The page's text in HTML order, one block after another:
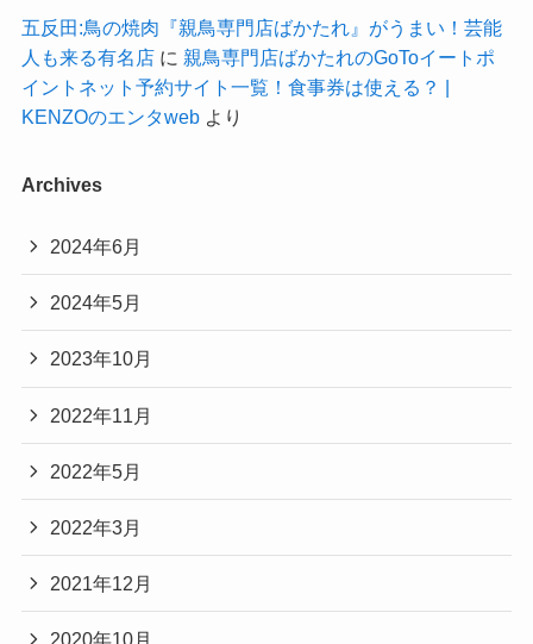
五反田:鳥の焼肉『親鳥専門店ばかたれ』がうまい！芸能
人も来る有名店に 親鳥専門店ばかたれのGoToイートポ
イントネット予約サイト一覧！食事券は使える？ |
KENZOのエンタwebより
Archives
2024年6月
2024年5月
2023年10月
2022年11月
2022年5月
2022年3月
2021年12月
2020年10月